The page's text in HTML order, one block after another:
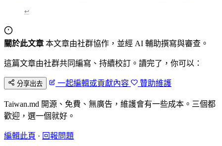
↩
關於此文章 本文章由社群協作，並經 AI 輔助撰寫與審查。
這篇文章由社群共同編寫、持續校訂。讀完了，你可以：
分享出去 一起編輯或貢獻內容 贊助維護
Taiwan.md 開源、免費、無廣告，維護會有一些成本。三個都
歡迎，選一個就好。
編輯此頁 · 回報問題